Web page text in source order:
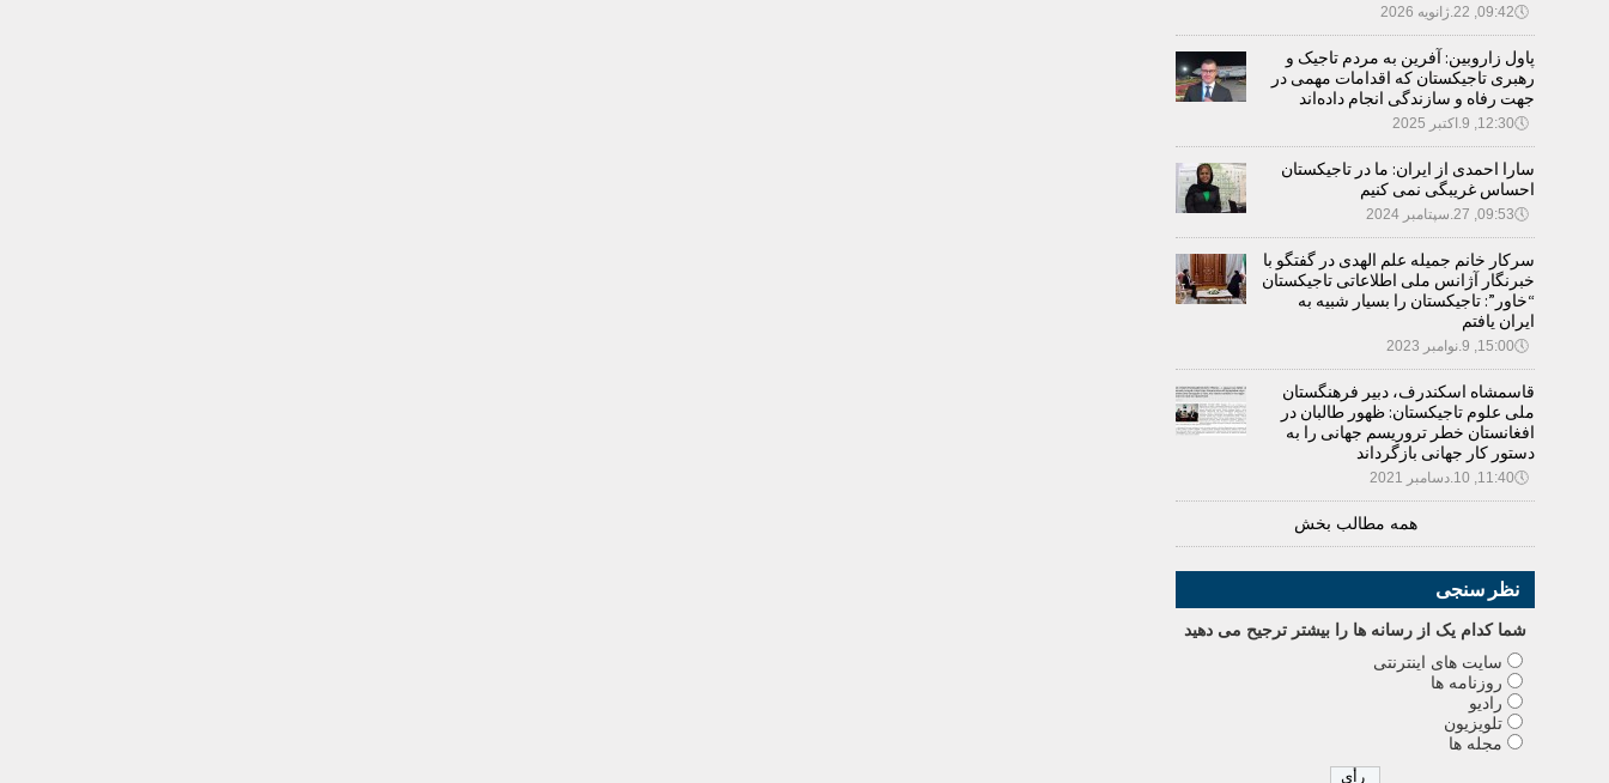
🕔09:42, 22.ژانویه 2026
پاول زاروبین: آفرین به مردم تاجیک و
رهبری تاجیکستان که اقدامات مهمی در
جهت رفاه و سازندگی انجام داده‌اند
🕔12:30, 9.اکتبر 2025
سارا احمدی از ایران: ما در تاجیکستان
احساس غریبگی نمی کنیم
🕔09:53, 27.سپتامبر 2024
سرکار خانم جمیله علم الهدی در گفتگو با
خبرنگار آژانس ملی اطلاعاتی تاجیکستان
“خاور”: تاجیکستان را بسیار شبیه به
ایران یافتم
🕔15:00, 9.نوامبر 2023
قاسمشاه اسکندرف، دبیر فرهنگستان
ملی علوم تاجیکستان: ظهور طالبان در
افغانستان خطر تروریسم جهانی را به
دستور کار جهانی بازگرداند
🕔11:40, 10.دسامبر 2021
همه مطالب بخش
نظر سنجی
شما کدام يک از رسانه ها را بيشتر ترجيح می دهيد
سایت های اینترنتی
روزنامه ها
رادیو
تلویزیون
مجله ها